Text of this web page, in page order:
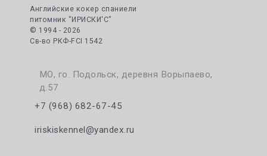
Английские кокер спаниели
питомник "ИРИСКИ'С"
© 1994 - 2026
Cв-во РКФ-FCI 1542
МО, го. Подольск, деревня Ворыпаево,
д.57
+7 (968) 682-67-45
iriskiskennel@yandex.ru